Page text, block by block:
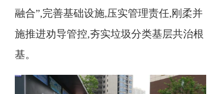
融合”,完善基础设施,压实管理责任,刚柔并
施推进劝导管控,夯实垃圾分类基层共治根
基。